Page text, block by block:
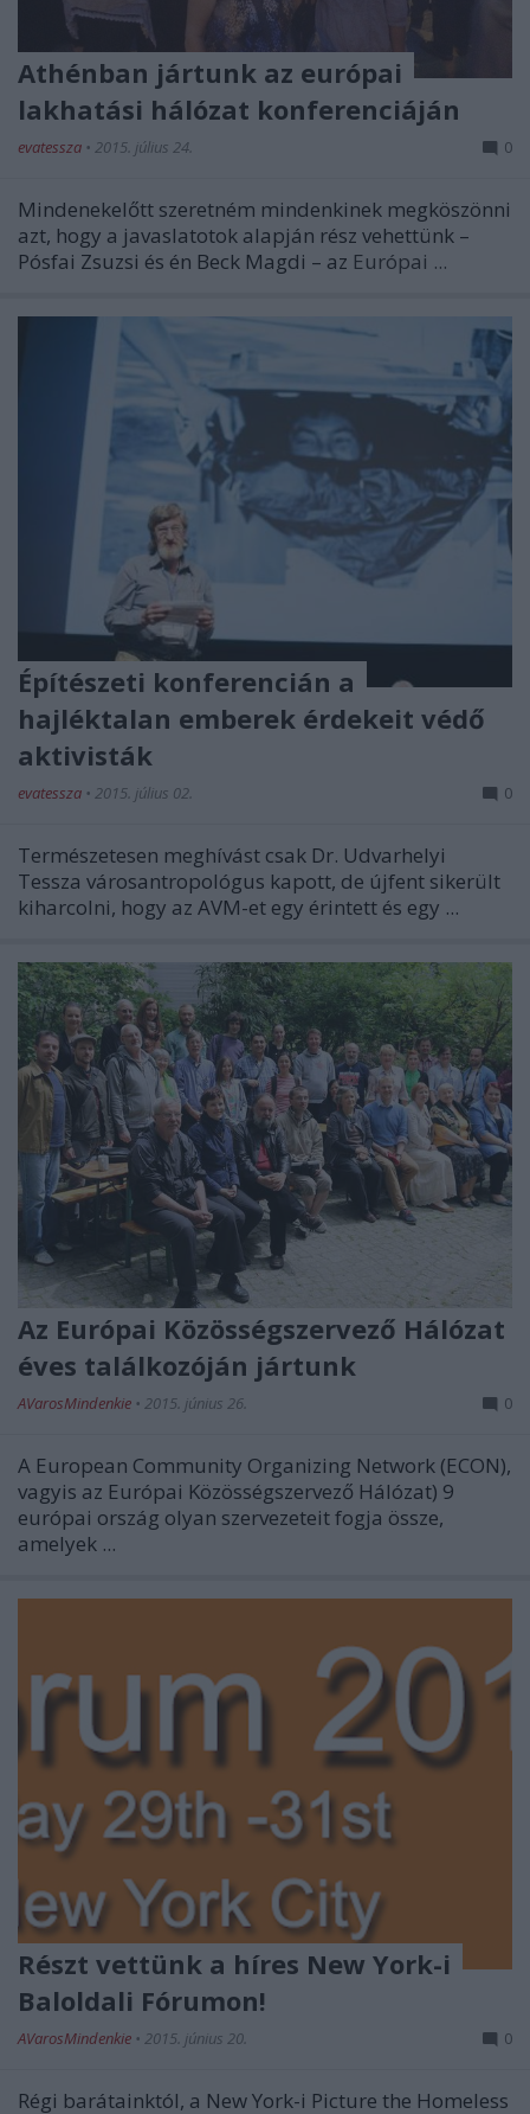
Athénban jártunk az európai
lakhatási hálózat konferenciáján
evatessza • 2015. július 24. 0
Mindenekelőtt szeretném mindenkinek megköszönni
azt, hogy a javaslatotok alapján rész vehettünk –
Pósfai Zsuzsi és én Beck Magdi – az Európai ...
Építészeti konferencián a
hajléktalan emberek érdekeit védő
aktivisták
evatessza • 2015. július 02. 0
Természetesen meghívást csak Dr. Udvarhelyi
Tessza városantropológus kapott, de újfent sikerült
kiharcolni, hogy az AVM-et egy érintett és egy ...
Az Európai Közösségszervező Hálózat
éves találkozóján jártunk
AVarosMindenkie • 2015. június 26. 0
A European Community Organizing Network (ECON),
vagyis az Európai Közösségszervező Hálózat) 9
európai ország olyan szervezeteit fogja össze,
amelyek ...
Részt vettünk a híres New York-i
Baloldali Fórumon!
AVarosMindenkie • 2015. június 20. 0
Régi barátainktól, a New York-i Picture the Homeless